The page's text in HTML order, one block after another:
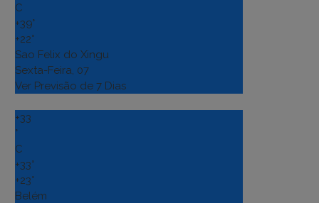
C
+39°
+22°
Sao Felix do Xingu
Sexta-Feira, 07
Ver Previsão de 7 Dias
+33
°
C
+33°
+23°
Belém